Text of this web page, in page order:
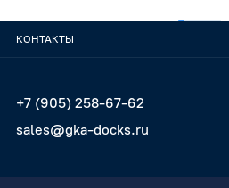
КОНТАКТЫ
+7 (905) 258-67-62
sales@gka-docks.ru